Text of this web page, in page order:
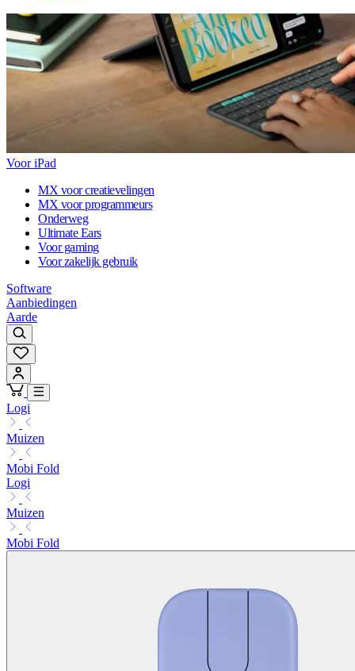
Voor iPad
MX voor creatievelingen
MX voor programmeurs
Onderweg
Ultimate Ears
Voor gaming
Voor zakelijk gebruik
Software
Aanbiedingen
Aarde
Logi
Muizen
Mobi Fold
Logi
Muizen
Mobi Fold